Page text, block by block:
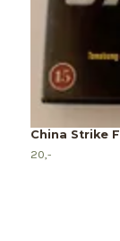
China Strike
20,-